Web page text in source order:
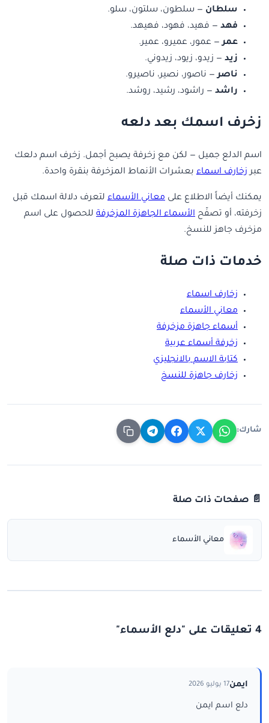
سلطان — سلطون، سلتون، سلو.
فهد — فهيد، فهود، فهيهد.
عمر— عمور، عميرو، عمير.
زيد — زيدو، زيود، زيدوني.
ناصر— ناصور، نصير، ناصيرو.
راشد — راشود، رشيد، روشد.
زخرف اسمك بعد دلعه
اسم الدلع جميل — لكن مع زخرفة يصبح أجمل. زخرف اسم دلعك
عبرزخارف اسماء بعشرات الأنماط المزخرفة بنقرة واحدة.
يمكنك أيضاً الاطلاع على معاني الأسماء لتعرف دلالة اسمك قبل
زخرفته، أو تصفّح الأسماء الجاهزة المزخرفة للحصول على اسم
مزخرف جاهز للنسخ.
خدمات ذات صلة
زخارف اسماء
معاني الأسماء
أسماء جاهزة مزخرفة
زخرفة أسماء عربية
كتابة الاسم بالانجليزي
زخارف جاهزة للنسخ
شارك:
📄 صفحات ذات صلة
معاني الأسماء
4 تعليقات على "دلع الأسماء"
ايمن17 يوليو 2026
دلع اسم ايمن